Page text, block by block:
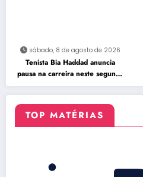
sábado, 8 de agosto de 2026
Tenista Bia Haddad anuncia
pausa na carreira neste segundo
semestre
TOP MATÉRIAS